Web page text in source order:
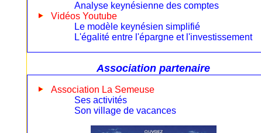
Analyse keynésienne des comptes
Vidéos Youtube
Le modèle keynésien simplifié
L'égalité entre l'épargne et l'investissement
Association partenaire
Association La Semeuse
Ses activités
Son village de vacances